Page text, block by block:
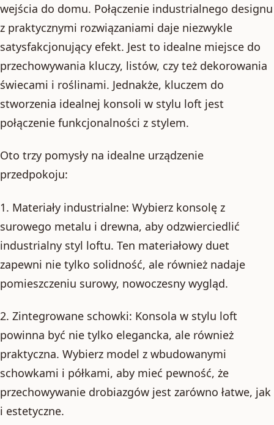
wejścia do domu. Połączenie industrialnego designu
z praktycznymi rozwiązaniami daje niezwykle
satysfakcjonujący efekt. Jest to idealne miejsce do
przechowywania kluczy, listów, czy też dekorowania
świecami i roślinami. Jednakże, kluczem do
stworzenia idealnej konsoli w stylu loft jest
połączenie funkcjonalności z stylem.
Oto trzy pomysły na idealne urządzenie
przedpokoju:
1. Materiały industrialne: Wybierz konsolę z
surowego metalu i drewna, aby odzwierciedlić
industrialny styl loftu. Ten materiałowy duet
zapewni nie tylko solidność, ale również nadaje
pomieszczeniu surowy, nowoczesny wygląd.
2. Zintegrowane schowki: Konsola w stylu loft
powinna być nie tylko elegancka, ale również
praktyczna. Wybierz model z wbudowanymi
schowkami i półkami, aby mieć pewność, że
przechowywanie drobiazgów jest zarówno łatwe, jak
i estetyczne.